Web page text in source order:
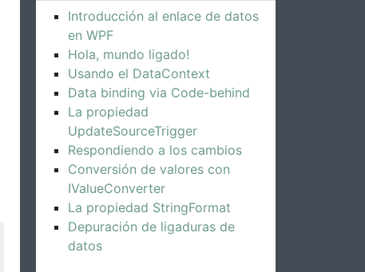
Introducción al enlace de datos
en WPF
Hola, mundo ligado!
Usando el DataContext
Data binding via Code-behind
La propiedad
UpdateSourceTrigger
Respondiendo a los cambios
Conversión de valores con
IValueConverter
La propiedad StringFormat
Depuración de ligaduras de
datos